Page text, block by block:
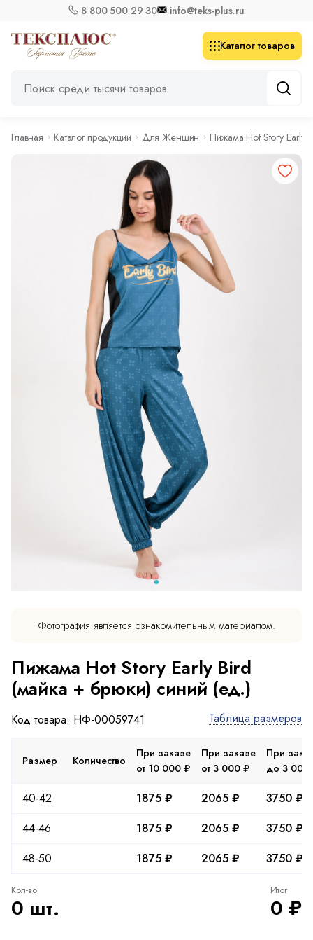
8 800 500 29 30 info@teks-plus.ru
Каталог товаров
Главная Каталог продукции Для Женщин Пижама Hot Story Early
Фотография является ознакомительным материалом.
Пижама Hot Story Early Bird
(майка + брюки) синий (ед.)
Код товара: НФ-00059741 Таблица размеров
Размер Количество
При заказе
от 10 000 ₽
При заказе
от 3 000 ₽
При
до 3 000
40-42 1875 ₽ 2065 ₽
3750 ₽
44-46
1875 ₽ 2065 ₽
3750 ₽
48-50
1875 ₽ 2065 ₽ 3750 ₽
Кол-во
0 шт.
Итог
0 ₽